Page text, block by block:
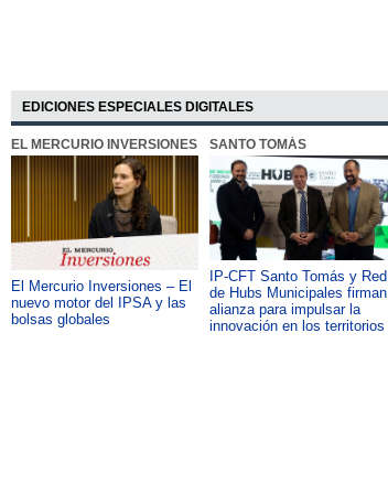
EDICIONES ESPECIALES DIGITALES
EL MERCURIO INVERSIONES
El Mercurio Inversiones – El
nuevo motor del IPSA y las
bolsas globales
SANTO TOMÁS
IP-CFT Santo Tomás y Red
de Hubs Municipales firman
alianza para impulsar la
innovación en los territorios